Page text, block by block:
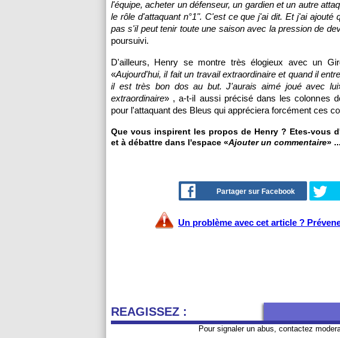
l'équipe, acheter un défenseur, un gardien et un autre
le rôle d'attaquant n°1". C'est ce que j'ai dit. Et j'ai ajouté
pas s'il peut tenir toute une saison avec la pression de
poursuivi.
D'ailleurs, Henry se montre très élogieux avec un
«Aujourd'hui, il fait un travail extraordinaire et quand il
il est très bon dos au but. J'aurais aimé joué avec lui
extraordinaire» , a-t-il aussi précisé dans les colonnes
pour l'attaquant des Bleus qui appréciera forcément ces
Que vous inspirent les propos de Henry ? Etes-vous
et à débattre dans l'espace «Ajouter un commentaire» ...
Partager sur Facebook
Un problème avec cet article ?
REAGISSEZ :
Pour signaler un abus, contactez